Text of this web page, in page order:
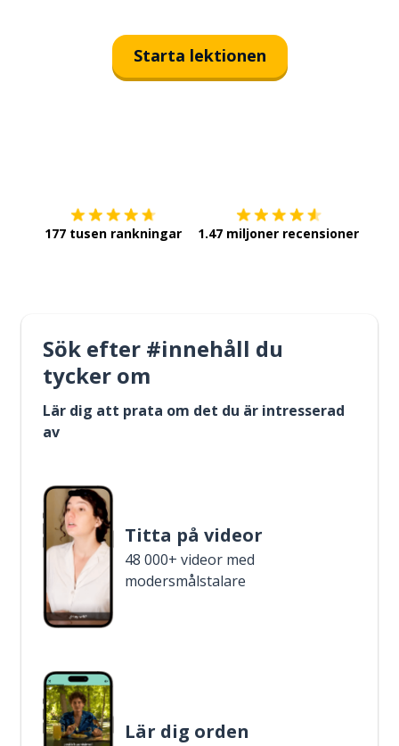
Starta lektionen
177 tusen rankningar 1.47 miljoner recensioner
Sök efter #innehåll du
tycker om
Lär dig att prata om det du är intresserad
av
Titta på videor
48 000+ videor med
modersmålstalare
Lär dig orden